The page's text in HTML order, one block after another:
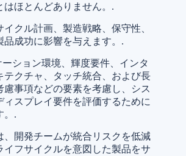
はほとんどありません。.
クル計画、製造戦略、保守性、
品成功に影響を与えます。.
ション環境、輝度要件、インタ
テクチャ、タッチ統合、および長
慮事項などの要素を考慮し、シス
ィスプレイ要件を評価するために
。.
、開発チームが統合リスクを低減
イフサイクルを意図した製品をサ